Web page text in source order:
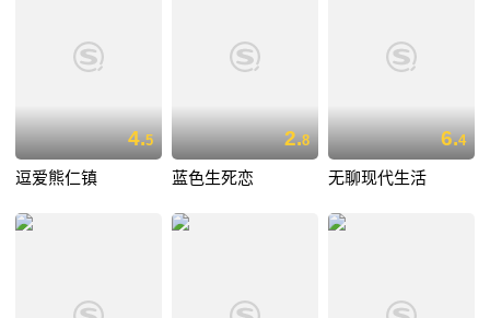
4.5
逗爱熊仁镇
2.8
蓝色生死恋
6.4
无聊现代生活